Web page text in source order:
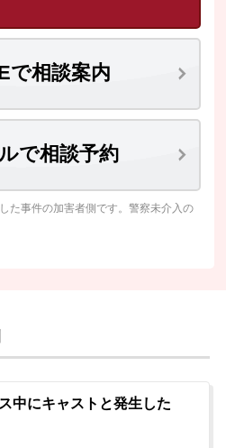
で相談案内
で相談予約
た事件の加害者側です。警察未介入の
中にキャストと発生した